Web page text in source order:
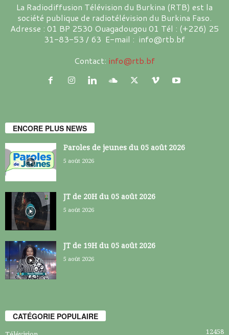
La Radiodiffusion Télévision du Burkina (RTB) est la
société publique de radiotélévision du Burkina Faso.
Adresse : 01 BP 2530 Ouagadougou 01 Tél : (+226) 25
31-83-53 / 63 E-mail : info@rtb.bf
Contact: info@rtb.bf
ENCORE PLUS NEWS
Paroles de jeunes du 05 août 2026
5 août 2026
JT de 20H du 05 août 2026
5 août 2026
JT de 19H du 05 août 2026
5 août 2026
CATÉGORIE POPULAIRE
12458